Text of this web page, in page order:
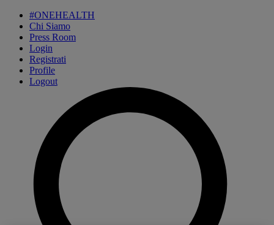
#ONEHEALTH
Chi Siamo
Press Room
Login
Registrati
Profile
Logout